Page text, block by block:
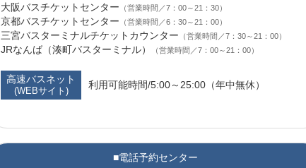
大阪バスチケットセンター （営業時間／7：00～21：30）
京都バスチケットセンター （営業時間／6：30～21：00）
三宮バスターミナルチケットカウンター （営業時間／7：30～21：00）
JRなんば（湊町バスターミナル） （営業時間／7：00～21：00）
高速バスネット
(WEBサイト)
利用可能時間/5:00～25:00（年中無休）
■電話予約センター